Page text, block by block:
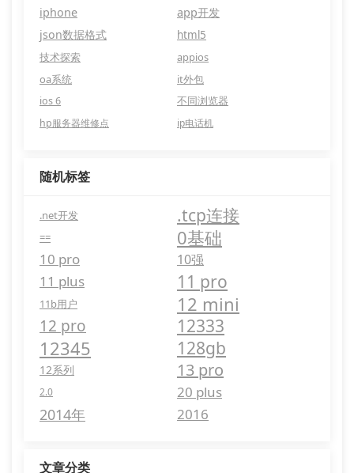
iphone
app开发
json数据格式
html5
技术探索
appios
oa系统
it外包
ios 6
不同浏览器
hp服务器维修点
ip电话机
随机标签
.net开发 .tcp连接
== 0基础
10 pro 10强
11 plus 11 pro
11b用户 12 mini
12 pro 12333
12345 128gb
12系列 13 pro
2.0 20 plus
2014年 2016
文章分类